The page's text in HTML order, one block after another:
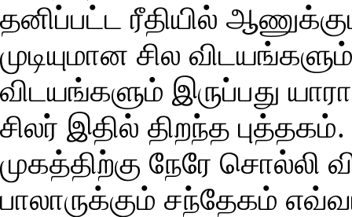
தனிப்பட்ட ரீதியில்
முடியுமான சில
விடயங்களும் இருப்பது
சிலர் இதில் திறந்த
முகத்திற்கு நேரே சொல்லி
பாலாருக்கும் சந்தேகம்